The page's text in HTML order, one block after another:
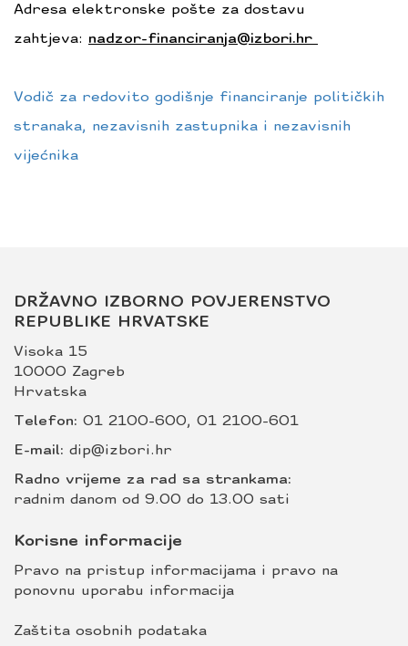
Adresa elektronske pošte za dostavu
zahtjeva: nadzor-financiranja@izbori.hr
Vodič za redovito godišnje financiranje političkih
stranaka, nezavisnih zastupnika i nezavisnih
vijećnika
DRŽAVNO IZBORNO POVJERENSTVO
REPUBLIKE HRVATSKE
Visoka 15
10000 Zagreb
Hrvatska
Telefon: 01 2100-600, 01 2100-601
E-mail: dip@izbori.hr
Radno vrijeme za rad sa strankama:
radnim danom od 9.00 do 13.00 sati
Korisne informacije
Pravo na pristup informacijama i pravo na
ponovnu uporabu informacija
Zaštita osobnih podataka